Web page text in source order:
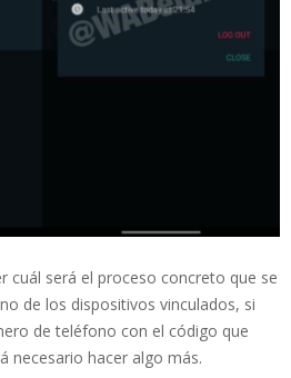
cuál será el proceso concreto que se
de los dispositivos vinculados, si
de teléfono con el código que
necesario hacer algo más.